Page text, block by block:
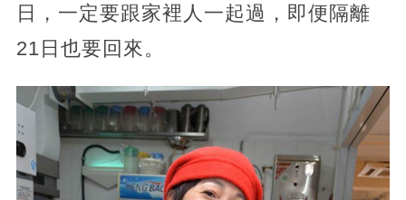
日，一定要跟家裡人一起過，即便隔離
21日也要回來。